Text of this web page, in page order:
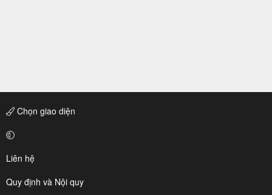
Chọn giao diện
Liên hệ
Quy định và Nội quy